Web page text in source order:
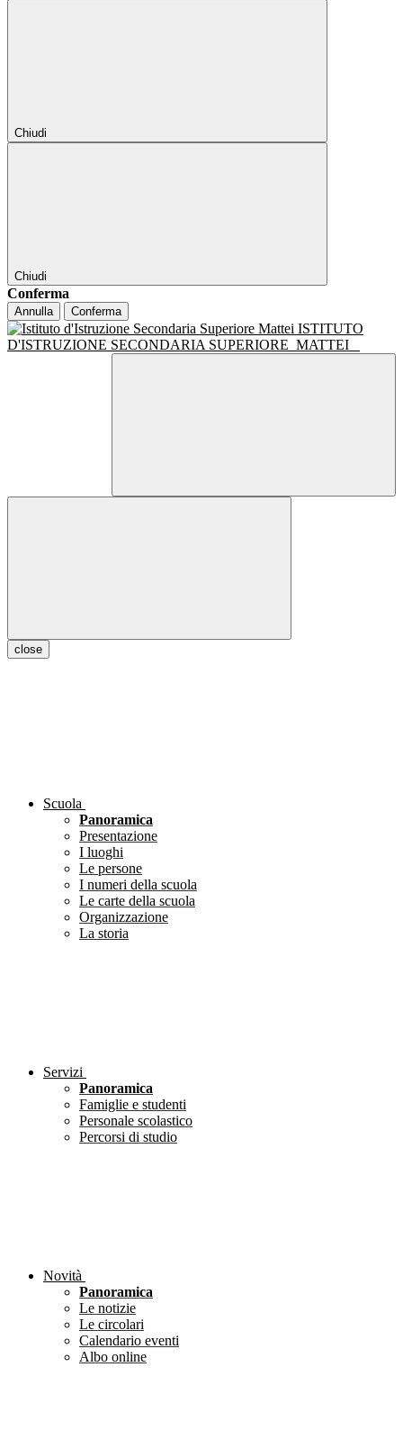
Chiudi
Chiudi
Conferma
Annulla Conferma
ISTITUTO
D'ISTRUZIONE SECONDARIA SUPERIORE MATTEI
close
Scuola
Panoramica
Presentazione
I luoghi
Le persone
I numeri della scuola
Le carte della scuola
Organizzazione
La storia
Servizi
Panoramica
Famiglie e studenti
Personale scolastico
Percorsi di studio
Novità
Panoramica
Le notizie
Le circolari
Calendario eventi
Albo online